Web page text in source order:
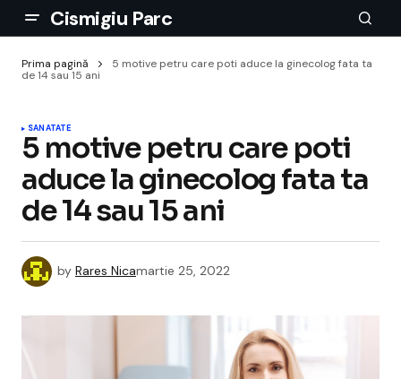
Cismigiu Parc
Prima pagină
5 motive petru care poti aduce la ginecolog fata ta
de 14 sau 15 ani
SANATATE
5 motive petru care poti
aduce la ginecolog fata ta
de 14 sau 15 ani
by Rares Nicamartie 25, 2022